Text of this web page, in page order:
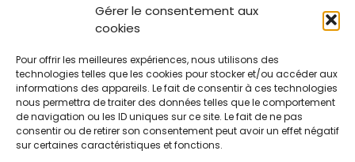
Gérer le consentement aux
cookies
Pour offrir les meilleures expériences, nous utilisons des
technologies telles que les cookies pour stocker et/ou accéder aux
informations des appareils. Le fait de consentir à ces technologies
nous permettra de traiter des données telles que le comportement
de navigation ou les ID uniques sur ce site. Le fait de ne pas
consentir ou de retirer son consentement peut avoir un effet négatif
sur certaines caractéristiques et fonctions.
M1 : Organisation et Programme
Programme du parcours EI-EPI
Informations légales
Politique de confidentialité
Mentions légales